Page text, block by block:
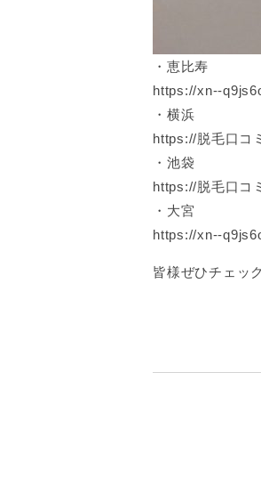
・恵比寿
https://xn--
・横浜
https://脱毛口コ
・池袋
https://脱毛口コ
・大宮
https://xn--
皆様ぜひチェッ